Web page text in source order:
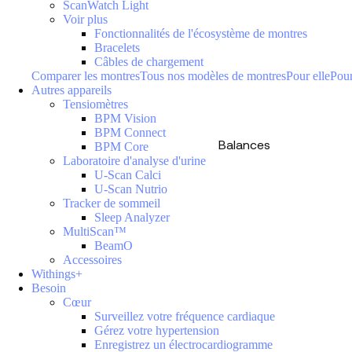
Balances
ScanWatch Light
Voir plus
Fonctionnalités de l'écosystème de montres
Bracelets
Câbles de chargement
Comparer les montresTous nos modèles de montresPour elle
Autres appareils
Tensiomètres
BPM Vision
BPM Connect
BPM Core
Laboratoire d'analyse d'urine
U-Scan Calci
U-Scan Nutrio
Tracker de sommeil
Sleep Analyzer
MultiScan™
BeamO
Accessoires
Withings+
Besoin
Cœur
Surveillez votre fréquence cardiaque
Gérez votre hypertension
Enregistrez un électrocardiogramme